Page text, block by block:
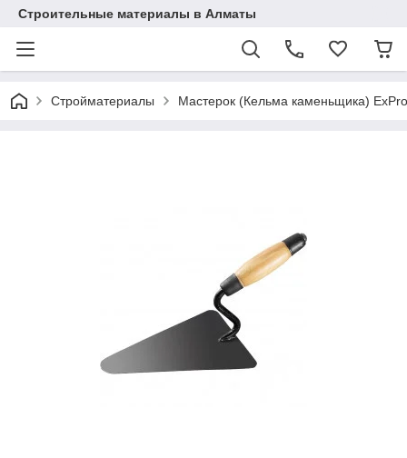
Строительные материалы в Алматы
Стройматериалы Мастерок (Кельма каменьщика)